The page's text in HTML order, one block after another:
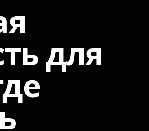
для